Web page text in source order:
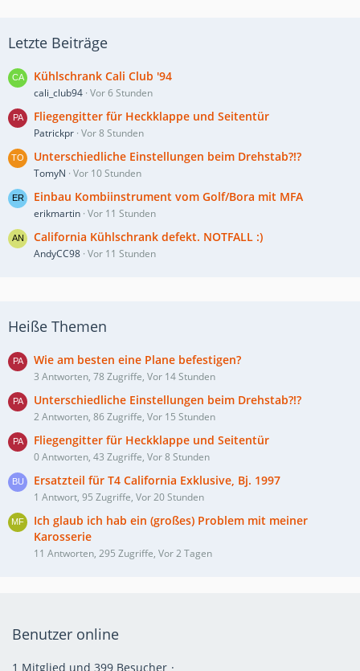
Letzte Beiträge
Kühlschrank Cali Club '94
cali_club94 Vor 6 Stunden
Fliegengitter für Heckklappe und Seitentür
Patrickpr Vor 8 Stunden
Unterschiedliche Einstellungen beim Drehstab?!?
TomyN Vor 10 Stunden
Einbau Kombiinstrument vom Golf/Bora mit MFA
erikmartin Vor 11 Stunden
California Kühlschrank defekt. NOTFALL :)
AndyCC98 Vor 11 Stunden
Heiße Themen
Wie am besten eine Plane befestigen?
3 Antworten, 78 Zugriffe, Vor 14 Stunden
Unterschiedliche Einstellungen beim Drehstab?!?
2 Antworten, 86 Zugriffe, Vor 15 Stunden
Fliegengitter für Heckklappe und Seitentür
0 Antworten, 43 Zugriffe, Vor 8 Stunden
Ersatzteil für T4 California Exklusive, Bj. 1997
1 Antwort, 95 Zugriffe, Vor 20 Stunden
Ich glaub ich hab ein (großes) Problem mit meiner
Karosserie
11 Antworten, 295 Zugriffe, Vor 2 Tagen
Benutzer online
1 Mitglied und 399 Besucher